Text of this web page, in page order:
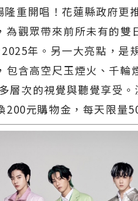
重開唱！花蓮縣政府更
觀眾帶來前所未有的雙
年。另一大亮點，是
含高空尺玉煙火、千輪
層次的視覺與聽覺享受
元購物金，每天限量